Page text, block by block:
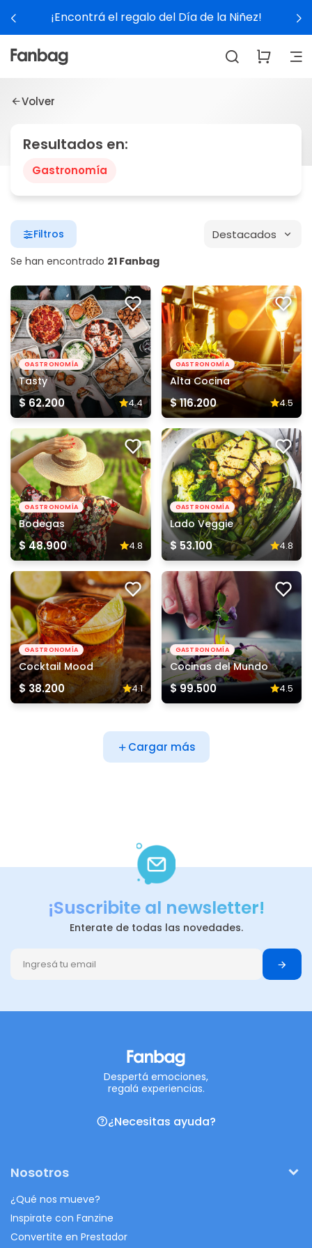
¡Encontrá el regalo del Día de la Niñez!
Volver
Resultados en:
Gastronomía
Se han encontrado 21 Fanbag
Filtros Destacados
GASTRONOMÍA
Tasty
$ 62.200 4.4
GASTRONOMÍA
Alta Cocina
$ 116.200 4.5
GASTRONOMÍA
Bodegas
$ 48.900 4.8
GASTRONOMÍA
Lado Veggie
$ 53.100 4.8
GASTRONOMÍA
Cocktail Mood
$ 38.200 4.1
GASTRONOMÍA
Cocinas del Mundo
$ 99.500 4.5
Cargar más
¡Suscribite al newsletter!
Enterate de todas las novedades.
Despertá emociones,
regalá experiencias.
¿Necesitas ayuda?
Nosotros
¿Qué nos mueve?
Inspirate con Fanzine
Convertite en Prestador